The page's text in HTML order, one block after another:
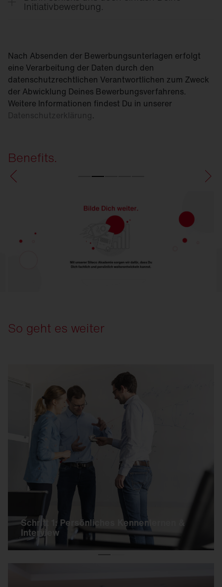
Initiativbewerbung.
Nach Absenden der Bewerbungsunterlagen erfolgt
eine Verarbeitung der Daten durch den
datenschutzrechtlichen Verantwortlichen zum Zweck
der Abwicklung Deines Bewerbungsverfahrens.
Weitere Informationen findest Du in unserer
Datenschutzerklärung.
Benefits.
So geht es weiter
Schritt 1: Persönliches Kennenlernen &
Interview
Schritt 1: Persönliches Kennenlernen & Interview
Nachdem Du Dich erfolgreich online beworben
hast, laden wir Dich zum Vorstellungsgespräch
ein.
Dabei lernst Du einen Ansprechpartner aus
Deiner potenziellen Abteilung kennen.
Je nach Position können danach weitere
Interviews folgen.